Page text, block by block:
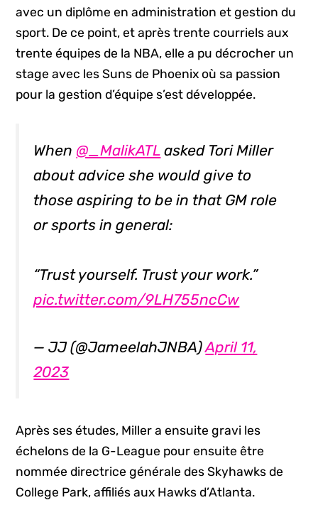
avec un diplôme en administration et gestion du
sport. De ce point, et après trente courriels aux
trente équipes de la NBA, elle a pu décrocher un
stage avec les Suns de Phoenix où sa passion
pour la gestion d’équipe s’est développée.
When @_MalikATL asked Tori Miller
about advice she would give to
those aspiring to be in that GM role
or sports in general:
“Trust yourself. Trust your work.”
pic.twitter.com/9LH755ncCw
— JJ (@JameelahJNBA)April 11,
2023
Après ses études, Miller a ensuite gravi les
échelons de la G-League pour ensuite être
nommée directrice générale des Skyhawks de
College Park, affiliés aux Hawks d’Atlanta.